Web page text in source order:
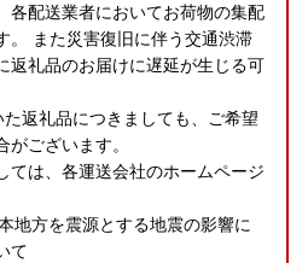
各配送業者においてお荷物の集配
。 また災害復旧に伴う交通渋滞
返礼品のお届けに遅延が生じる可
返礼品につきましても、ご希望
ございます。
ては、各運送会社のホームページ
地方を震源とする地震の影響に
て